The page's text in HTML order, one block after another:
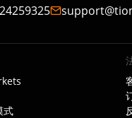
式